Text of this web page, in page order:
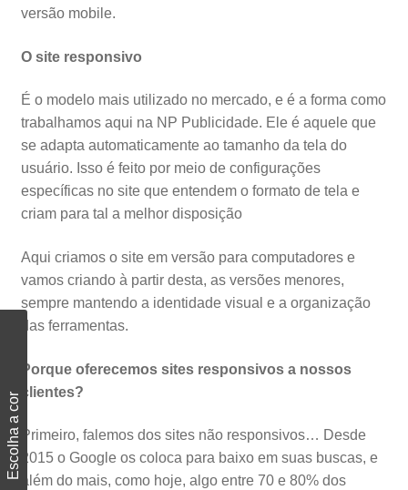
versão mobile.
O site responsivo
É o modelo mais utilizado no mercado, e é a forma como
trabalhamos aqui na NP Publicidade. Ele é aquele que
se adapta automaticamente ao tamanho da tela do
usuário. Isso é feito por meio de configurações
específicas no site que entendem o formato de tela e
criam para tal a melhor disposição
Aqui criamos o site em versão para computadores e
vamos criando à partir desta, as versões menores,
sempre mantendo a identidade visual e a organização
das ferramentas.
Porque oferecemos sites responsivos a nossos
clientes?
Primeiro, falemos dos sites não responsivos… Desde
2015 o Google os coloca para baixo em suas buscas, e
além do mais, como hoje, algo entre 70 e 80% dos
Escolha a cor